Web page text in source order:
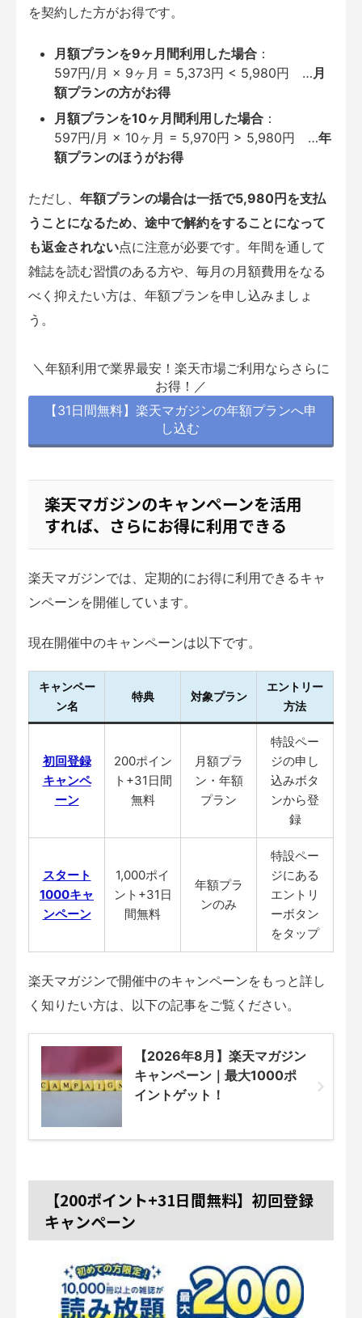
を契約した方がお得です。
月額プランを9ヶ月間利用した場合 ：
597円/月 × 9ヶ月 = 5,373円 < 5,980円 …月
額プランの方がお得
月額プランを10ヶ月間利用した場合 ：
597円/月 × 10ヶ月 = 5,970円 > 5,980円 …年
額プランのほうがお得
ただし、 年額プランの場合は一括で5,980円を支払
うことになるため、途中で解約をすることになって
も返金されない点に注意が必要です。年間を通して
雑誌を読む習慣のある方や、毎月の月額費用をなる
べく抑えたい方は、年額プランを申し込みましょ
う。
＼年額利用で業界最安！楽天市場ご利用ならさらに
お得！／
【31日間無料】楽天マガジンの年額プランへ申
し込む
楽天マガジンのキャンペーンを活用
すれば、さらにお得に利用できる
楽天マガジンでは、定期的にお得に利用できるキャ
ンペーンを開催しています。
現在開催中のキャンペーンは以下です。
キャンペー
ン名
特典 対象プラン
エントリー
方法
初回登録
キャンペ
ーン
200ポイン
ト+31日間
無料
月額プラ
ン・年額
プラン
特設ペー
ジの申し
込みボタ
ンから登
録
スタート
1000キャ
ンペーン
1,000ポイ
ント+31日
間無料
年額プラ
ンのみ
特設ペー
ジにある
エントリ
ーボタン
をタップ
楽天マガジンで開催中のキャンペーンをもっと詳し
く知りたい方は、以下の記事をご覧ください。
【2026年8月】楽天マガジン
キャンペーン｜最大1000ポ
イントゲット！
【200ポイント+31日間無料】初回登録
キャンペーン